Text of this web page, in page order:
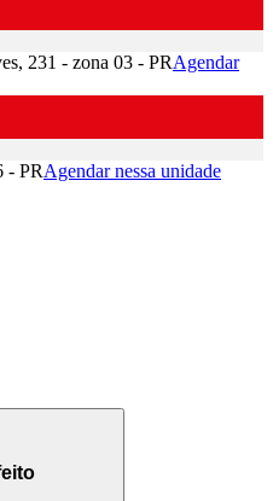
231 - zona 03 - PRAgendar
- PRAgendar nessa unidade